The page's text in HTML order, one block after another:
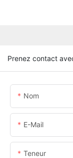
Prenez contact
Nom
E-Mail
Teneur